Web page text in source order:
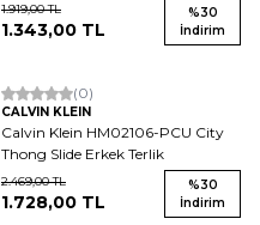
1.919,00TL
1.343,00 TL
%30
İndirim
(0)
CALVIN KLEIN
Calvin Klein HM02106-PCU City
Thong Slide Erkek Terlik
2.469,00TL
1.728,00 TL
%30
İndirim